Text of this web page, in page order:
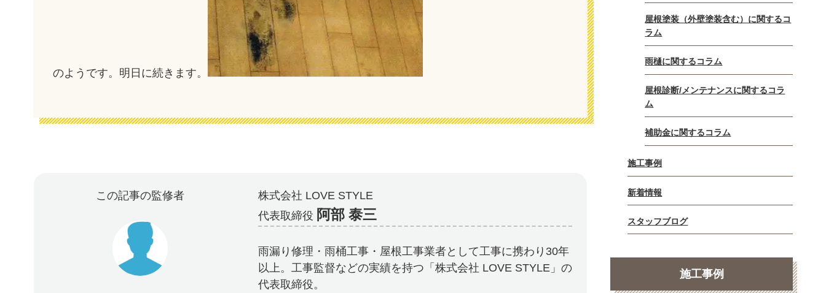
のようです。明日に続きます。
この記事の監修者
株式会社 LOVE STYLE
代表取締役 阿部 泰三
雨漏り修理・雨桶工事・屋根工事業者として工事に携わり30年
以上。工事監督などの実績を持つ「株式会社 LOVE STYLE」の
代表取締役。
屋根塗装（外壁塗装含む）に関するコ
ラム
雨樋に関するコラム
屋根診断/メンテナンスに関するコラ
ム
補助金に関するコラム
施工事例
新着情報
スタッフブログ
施工事例